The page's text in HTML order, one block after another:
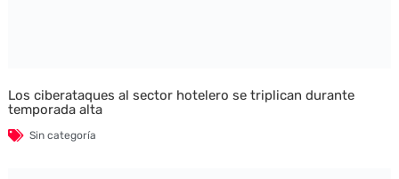
Los ciberataques al sector hotelero se triplican durante
temporada alta
Sin categoría